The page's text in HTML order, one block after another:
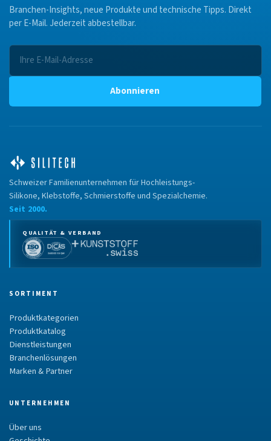
Branchen-Insights, neue Produkte und technische Tipps. Direkt
per E-Mail. Jederzeit abbestellbar.
Abonnieren
Schweizer Familienunternehmen für Hochleistungs-
Silikone, Klebstoffe, Schmierstoffe und Spezialchemie.
Seit 2000.
QUALITÄT & VERBAND
SORTIMENT
Produktkategorien
Produktkatalog
Dienstleistungen
Branchenlösungen
Marken & Partner
UNTERNEHMEN
Über uns